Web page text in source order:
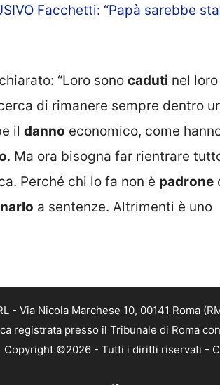
Facchetti: “Papà sarebbe
“Loro sono caduti nel loro
di rimanere sempre dentro
il danno economico, come
. Ma ora bisogna far rientrare
Perché chi lo fa non è padrone
a sentenze. Altrimenti è uno
- Via Nicola Marchese 10, 00141 Roma
registrata presso il Tribunale di Roma
Copyright ©2026 - Tutti i diritti riservati -